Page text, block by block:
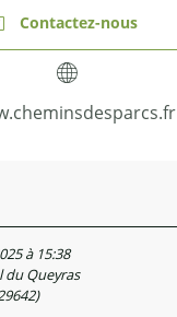
Contactez-nous
à 15:38
du Queyras
)